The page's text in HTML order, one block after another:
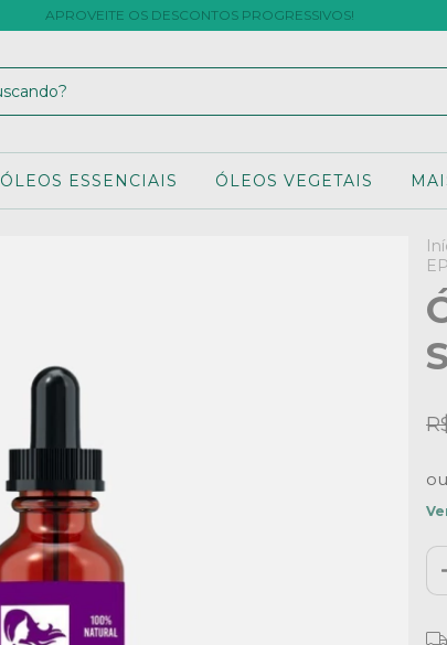
APROVEITE OS DESCONTOS PROGRESSIVOS!
ÓLEOS ESSENCIAIS ÓLEOS VEGETAIS
ou